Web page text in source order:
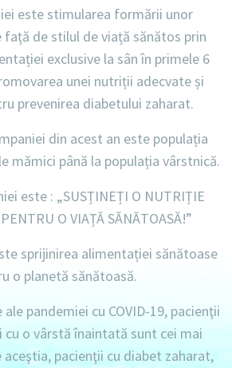
este stimularea formării unor
de stilul de viață sănătos prin
exclusive la sân în primele 6
unei nutriții adecvate și
prevenirea diabetului zaharat.
din acest an este populația
mămici până la populația vârstnică.
este : „SUSȚINEȚI O NUTRIȚIE
O VIAȚĂ SĂNĂTOASĂ!”
sprijinirea alimentației sănătoase
o planetă sănătoasă.
pandemiei cu COVID-19, pacienţii
cu o vârstă înaintată sunt cei mai
pacienţii cu diabet zaharat,